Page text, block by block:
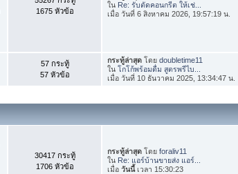
1675 หัวข้อ
ใน Re: รับตัดคอนกรีต ให้เช่...
เมื่อ วันที่ 6 สิงหาคม 2026, 19:57:19 น.
57 กระทู้
57 หัวข้อ
กระทู้ล่าสุด โดยdoubletime11
ในโกโก้พร้อมดื่ม สูตรพรีไบ...
เมื่อ วันที่ 10 ธันวาคม 2025, 13:34:47 น.
30417 กระทู้
1706 หัวข้อ
กระทู้ล่าสุด โดยforaliv11
ใน Re: แอร์บ้านขายส่ง แอร์...
เมื่อวันนี้เวลา 15:30:23